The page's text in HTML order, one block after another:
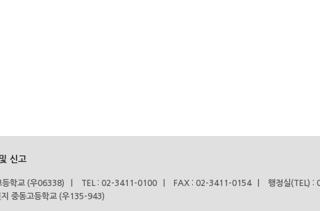
신고
고등학교 (우06338) | TEL : 02-3411-0100 | FAX : 02-3411-0154 | 행정실(TEL) :
중동고등학교 (우135-943)